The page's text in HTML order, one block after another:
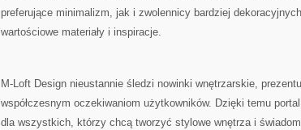
preferujące minimalizm, jak i zwolennicy bardziej
wartościowe materiały i inspiracje.
M-Loft Design nieustannie śledzi nowinki wnętrzarskie,
współczesnym oczekiwaniom użytkowników. Dzięki temu
dla wszystkich, którzy chcą tworzyć stylowe wnętrza i